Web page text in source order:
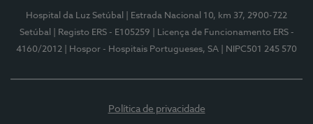
Hospital da Luz Setúbal
| Estrada Nacional 10, km 37, 2900-722
Setúbal
| Registo ERS - E105259
| Licença de Funcionamento ERS -
4160/2012
| Hospor - Hospitais Portugueses, SA | NIPC501 245 570
Política de privacidade